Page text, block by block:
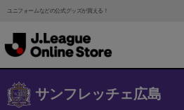
ユニフォームなどの公式グッズが買える！
サンフレッチェ広島